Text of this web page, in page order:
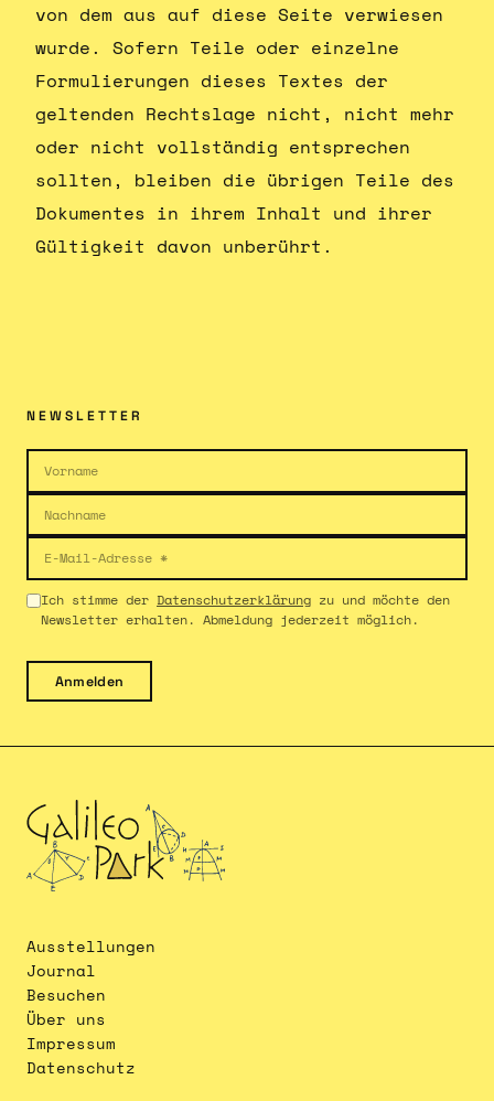
von dem aus auf diese Seite verwiesen
wurde. Sofern Teile oder einzelne
Formulierungen dieses Textes der
geltenden Rechtslage nicht, nicht mehr
oder nicht vollständig entsprechen
sollten, bleiben die übrigen Teile des
Dokumentes in ihrem Inhalt und ihrer
Gültigkeit davon unberührt.
NEWSLETTER
Ich stimme der Datenschutzerklärung zu und möchte den
Newsletter erhalten. Abmeldung jederzeit möglich.
Anmelden
Ausstellungen
Journal
Besuchen
Über uns
Impressum
Datenschutz